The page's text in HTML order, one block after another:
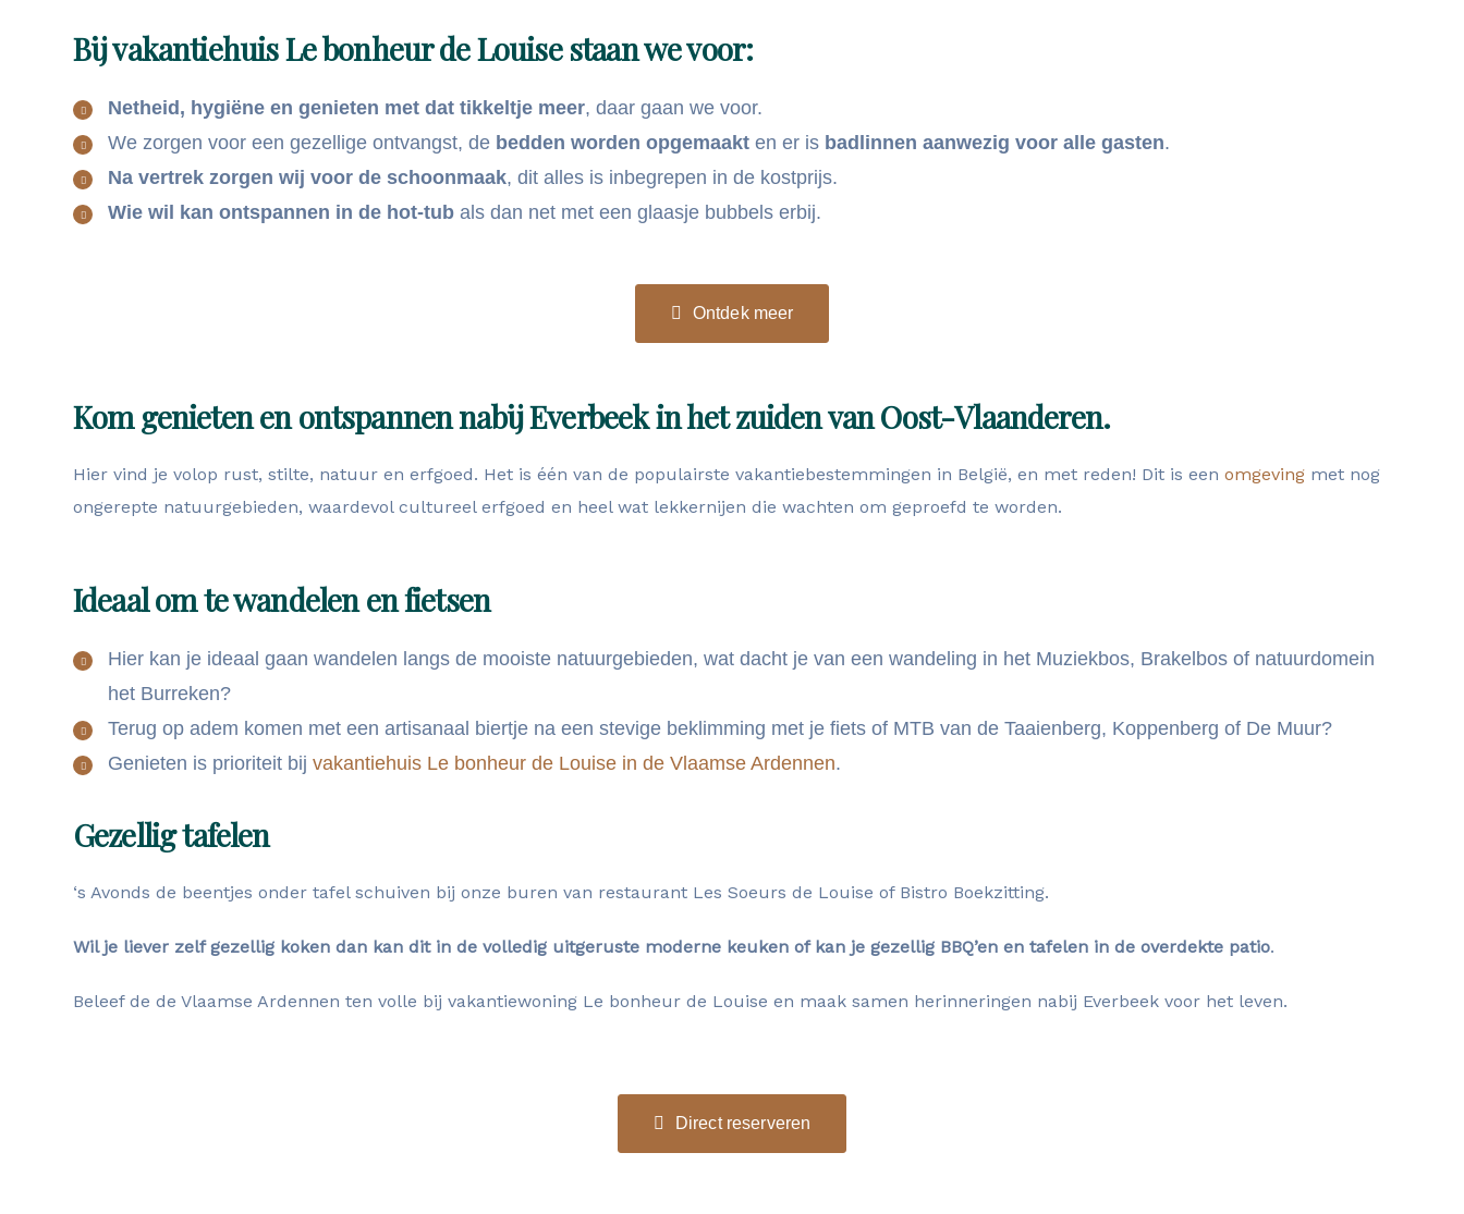
Bij vakantiehuis Le bonheur de Louise staan we voor:
Netheid, hygiëne en genieten met dat tikkeltje meer, daar gaan we voor.
We zorgen voor een gezellige ontvangst, de bedden worden opgemaakt en er is badlinnen aanwezig voor alle gasten.
Na vertrek zorgen wij voor de schoonmaak, dit alles is inbegrepen in de kostprijs.
Wie wil kan ontspannen in de hot-tub als dan net met een glaasje bubbels erbij.
Ontdek meer
Kom genieten en ontspannen nabij Everbeek in het zuiden van Oost-Vlaanderen.
Hier vind je volop rust, stilte, natuur en erfgoed. Het is één van de populairste vakantiebestemmingen in België, en met reden! Dit is een omgeving met nog
ongerepte natuurgebieden, waardevol cultureel erfgoed en heel wat lekkernijen die wachten om geproefd te worden.
Ideaal om te wandelen en fietsen
Hier kan je ideaal gaan wandelen langs de mooiste natuurgebieden, wat dacht je van een wandeling in het Muziekbos, Brakelbos of natuurdomein
het Burreken?
Terug op adem komen met een artisanaal biertje na een stevige beklimming met je fiets of MTB van de Taaienberg, Koppenberg of De Muur?
Genieten is prioriteit bij vakantiehuis Le bonheur de Louise in de Vlaamse Ardennen.
Gezellig tafelen
‘s Avonds de beentjes onder tafel schuiven bij onze buren van restaurant Les Soeurs de Louise of Bistro Boekzitting.
Wil je liever zelf gezellig koken dan kan dit in de volledig uitgeruste moderne keuken of kan je gezellig BBQ’en en tafelen in de overdekte patio.
Beleef de de Vlaamse Ardennen ten volle bij vakantiewoning Le bonheur de Louise en maak samen herinneringen nabij Everbeek voor het leven.
Direct reserveren